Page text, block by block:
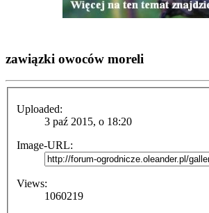
zawiązki owoców moreli
Uploaded:
3 paź 2015, o 18:20
Image-URL:
Views:
1060219